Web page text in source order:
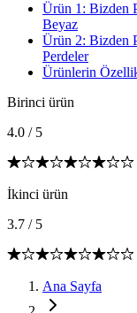
Ürün 1: Bizden
Beyaz
Ürün 2: Bizden
Perdeler
Ürünlerin Özellik
Birinci ürün
4.0 / 5
İkinci ürün
3.7 / 5
Ana Sayfa